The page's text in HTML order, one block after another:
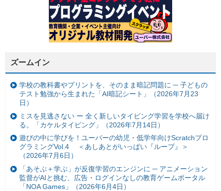
ズームイン
学校の教科書やプリントを、そのまま暗記問題に ─ 子どもの
テスト勉強から生まれた「AI暗記シート」（2026年7月23
日）
ミスを見逃さない ー 全く新しいタイピング学習を学校へ届け
る。「カケルタイピング」（2026年7月14日）
遊びの中に学びを！ユーバーの幼児・低学年向けScratchプロ
グラミングVol.4 ＜あしあとがいっぱい『ループ』＞
（2026年7月6日）
「あそぶ＋学ぶ」が反復学習のエンジンに ─ アニメーション
監督がAIと挑む、広告・ログインなしの教育ゲームポータル
「NOA Games」（2026年6月4日）